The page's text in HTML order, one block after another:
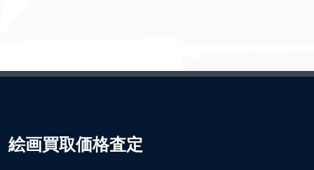
絵画買取価格査定